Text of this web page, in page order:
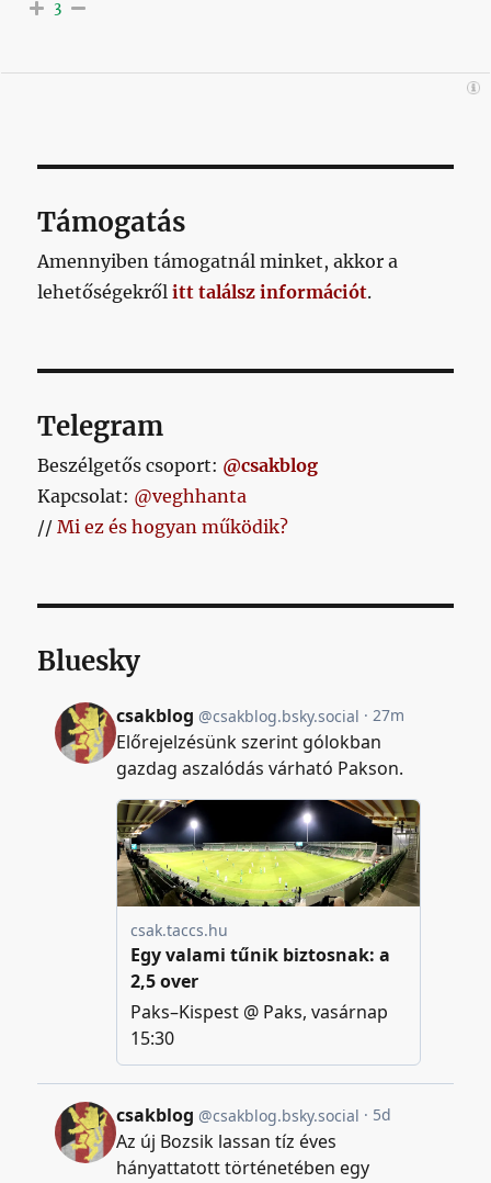
3
Támogatás
Amennyiben támogatnál minket, akkor a
lehetőségekrőlitt találsz információt.
Telegram
Beszélgetős csoport: @csakblog
Kapcsolat: @veghhanta
//Mi ez és hogyan működik?
Bluesky